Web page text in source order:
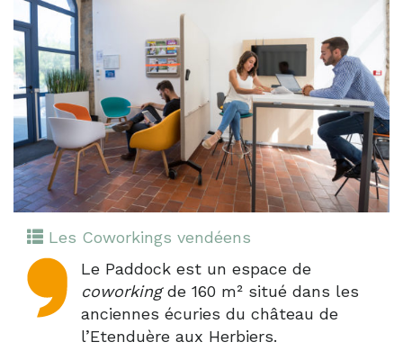
Les Coworkings vendéens
Le Paddock est un espace de
coworkingde 160 m² situé dans les
anciennes écuries du château de
l’Etenduère aux Herbiers.